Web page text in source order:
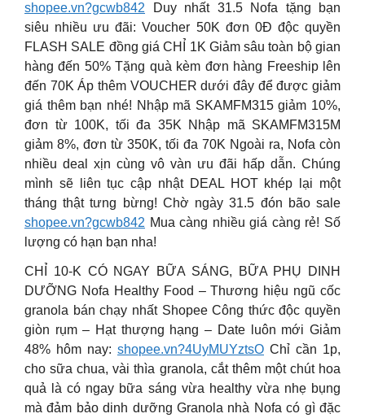
shopee.vn?gcwb842 Duy nhất 31.5 Nofa tặng bạn
siêu nhiều ưu đãi: Voucher 50K đơn 0Đ độc quyền
FLASH SALE đồng giá CHỈ 1K Giảm sâu toàn bộ gian
hàng đến 50% Tặng quà kèm đơn hàng Freeship lên
đến 70K Áp thêm VOUCHER dưới đây để được giảm
giá thêm bạn nhé! Nhập mã SKAMFM315 giảm 10%,
đơn từ 100K, tối đa 35K Nhập mã SKAMFM315M
giảm 8%, đơn từ 350K, tối đa 70K Ngoài ra, Nofa còn
nhiều deal xịn cùng vô vàn ưu đãi hấp dẫn. Chúng
mình sẽ liên tục cập nhật DEAL HOT khép lại một
tháng thật tưng bừng! Chờ ngày 31.5 đón bão sale
shopee.vn?gcwb842 Mua càng nhiều giá càng rẻ! Số
lượng có hạn bạn nha!
CHỈ 10-K CÓ NGAY BỮA SÁNG, BỮA PHỤ DINH
DƯỠNG Nofa Healthy Food – Thương hiệu ngũ cốc
granola bán chạy nhất Shopee Công thức độc quyền
giòn rụm – Hạt thượng hạng – Date luôn mới Giảm
48% hôm nay: shopee.vn?4UyMUYztsO Chỉ cần 1p,
cho sữa chua, vài thìa granola, cắt thêm một chút hoa
quả là có ngay bữa sáng vừa healthy vừa nhẹ bụng
mà đảm bảo dinh dưỡng Granola nhà Nofa có gì đặc